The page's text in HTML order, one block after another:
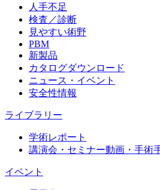
人手不足
検査／診断
見やすい術野
PBM
新製品
カタログダウンロード
ニュース・イベント
安全性情報
ライブラリー
学術レポート
講演会・セミナー動画・手術
イベント